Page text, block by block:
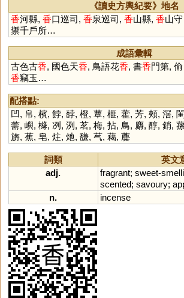
《讀史方輿紀要》地名
香河縣, 香口巡司, 香泉巡司, 香山縣, 香山守
禦千戶所…
成語彙輯
古色古香, 國色天香, 鳥語花香, 書香門第, 偷
香竊玉…
配搭點:
凹, 帛, 檳, 餑, 馞, 橙, 蕈, 榧, 藿, 芳, 頰, 滘, 閨
薷, 嶼, 櫞, 冽 , 洌, 茗, 梅, 拈, 鳥, 麝, 醇, 銷,
旃, 蕉, 皂, 炷, 灺, 馦, 芞, 藒, 蘪
詞類
英文
adj.
fragrant; sweet-
scented; savoury;
n.
incense